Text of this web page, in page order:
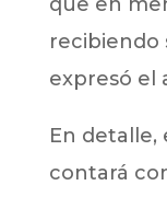
recibiendo
expresó el
En detalle,
contará